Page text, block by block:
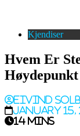
Kjendiser
Hvem Er
Høydepunkt
Eivind
January 15,
14 mins